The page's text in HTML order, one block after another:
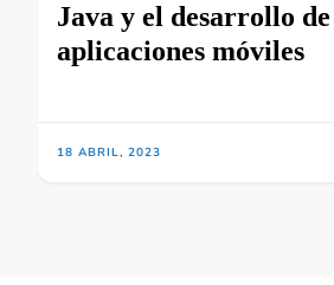
Java y el desarrollo de
aplicaciones móviles
18 ABRIL, 2023